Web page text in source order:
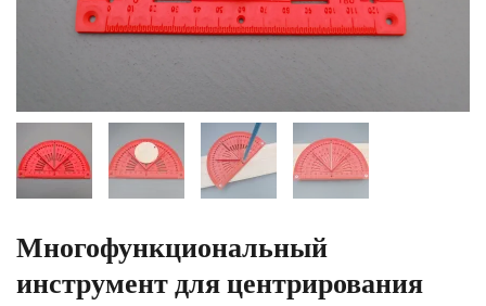
Многофункциональный
инструмент для центрирования